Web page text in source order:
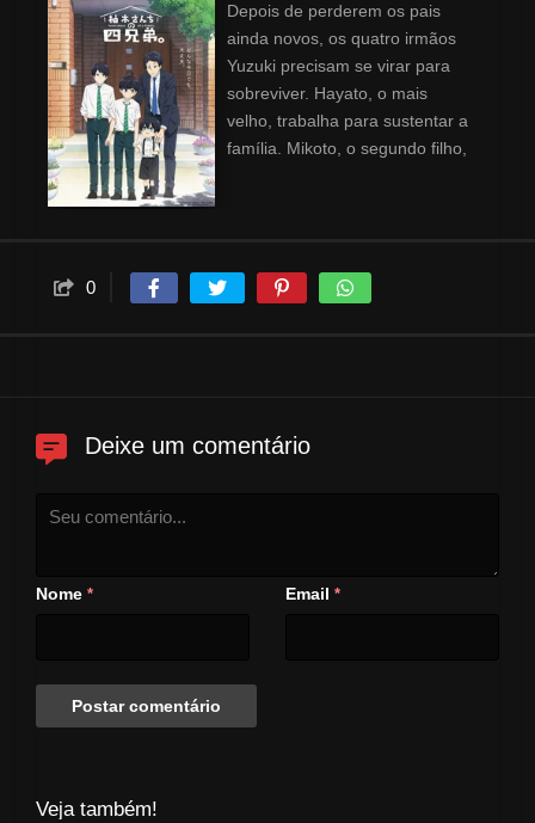
Depois de perderem os pais
ainda novos, os quatro irmãos
Yuzuki precisam se virar para
sobreviver. Hayato, o mais
velho, trabalha para sustentar a
família. Mikoto, o segundo filho,
desastrado. Gakuto, o mais
0
Deixe um comentário
Nome * Email *
Veja também!